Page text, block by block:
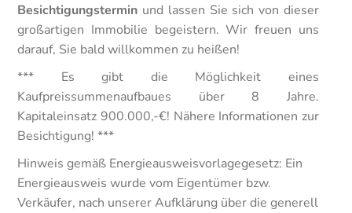
Besichtigungstermin und lassen Sie sich von dieser
großartigen Immobilie begeistern. Wir freuen uns
darauf, Sie bald willkommen zu heißen!
*** Es gibt die Möglichkeit eines
Kaufpreissummenaufbaues über 8 Jahre.
Kapitaleinsatz 900.000,-€! Nähere Informationen zur
Besichtigung! ***
Hinweis gemäß Energieausweisvorlagegesetz: Ein
Energieausweis wurde vom Eigentümer bzw.
Verkäufer, nach unserer Aufklärung über die generell